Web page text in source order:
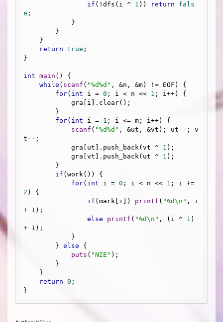
if (!dfs(i ^ 1 )) return
fals
e ;
return true ;
}
int main ()
{
while ( scanf ( "%d%d" , &n, &m) != EOF) {
for( int i = 0 ; i < n << 1 ; i++) {
for( int i = 1 ; i <= m; i++) {
scanf ( "%d%d" , &ut, &vt); ut--; v
t--;
            gra[ut].push_back(vt ^
1 );
            gra[vt].push_back(ut ^
1 );
if (work()) {
for( int i = 0 ; i < n << 1
2 ) {
if (mark[i]) printf ( "%d\n" , i
+ 1 );
else
printf ( "%d\n" , (i ^ 1 )
+ 1 );
        }
else {
puts ( "NIE" );
return 0 ;